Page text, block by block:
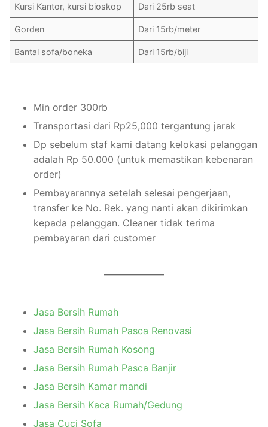
Kursi Kantor, kursi bioskop Dari 25rb seat
Gorden Dari 15rb/meter
Bantal sofa/boneka Dari 15rb/biji
Min order 300rb
Transportasi dari Rp25,000 tergantung jarak
Dp sebelum staf kami datang kelokasi pelanggan
adalah Rp 50.000 (untuk memastikan kebenaran
order)
Pembayarannya setelah selesai pengerjaan,
transfer ke No. Rek. yang nanti akan dikirimkan
kepada pelanggan. Cleaner tidak terima
pembayaran dari customer
Jasa Bersih Rumah
Jasa Bersih Rumah Pasca Renovasi
Jasa Bersih Rumah Kosong
Jasa Bersih Rumah Pasca Banjir
Jasa Bersih Kamar mandi
Jasa Bersih Kaca Rumah/Gedung
Jasa Cuci Sofa